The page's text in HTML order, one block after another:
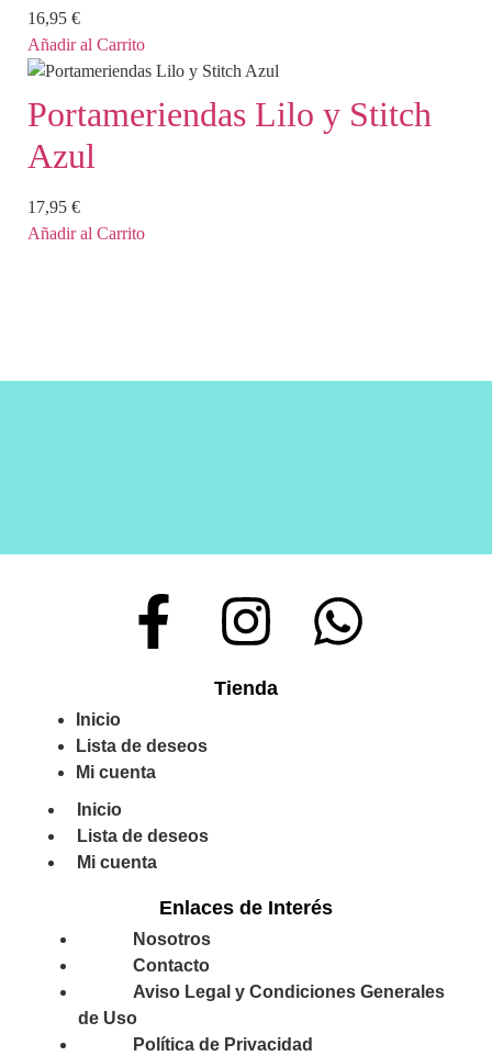
16,95 €
Añadir al Carrito
Portameriendas Lilo y Stitch
Azul
17,95 €
Añadir al Carrito
Tienda
Inicio
Lista de deseos
Mi cuenta
Inicio
Lista de deseos
Mi cuenta
Enlaces de Interés
Nosotros
Contacto
Aviso Legal y Condiciones Generales
de Uso
Política de Privacidad